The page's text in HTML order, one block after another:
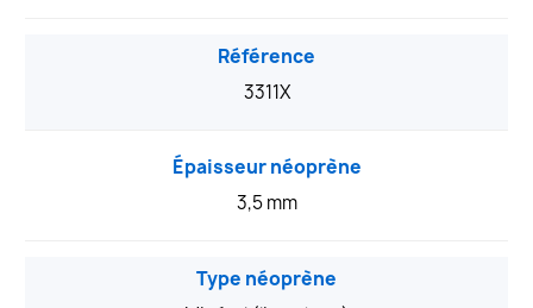
Référence
3311X
Épaisseur néoprène
3,5 mm
Type néoprène